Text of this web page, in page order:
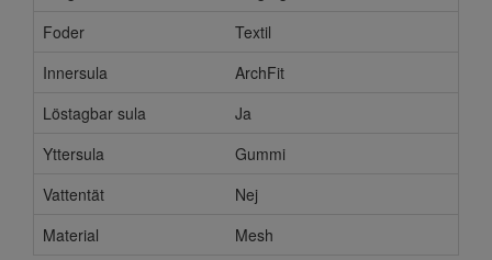
Foder
Textil
Innersula
ArchFit
Löstagbar sula
Ja
Yttersula
Gummi
Vattentät
Nej
Material
Mesh